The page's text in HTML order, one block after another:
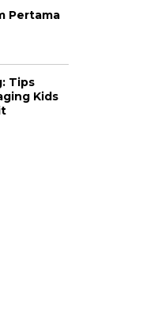
Pertama
Tips
Kids